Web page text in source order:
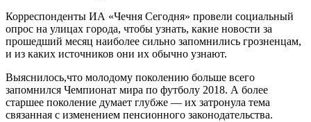
Корреспонденты ИА «Чечня Сегодня» провели социальный
опрос на улицах города, чтобы узнать, какие новости за
прошедший месяц наиболее сильно запомнились грозненцам,
и из каких источников они их обычно узнают.
Выяснилось,что молодому поколению больше всего
запомнился Чемпионат мира по футболу 2018. А более
старшее поколение думает глубже — их затронула тема
связанная с изменением пенсионного законодательства.